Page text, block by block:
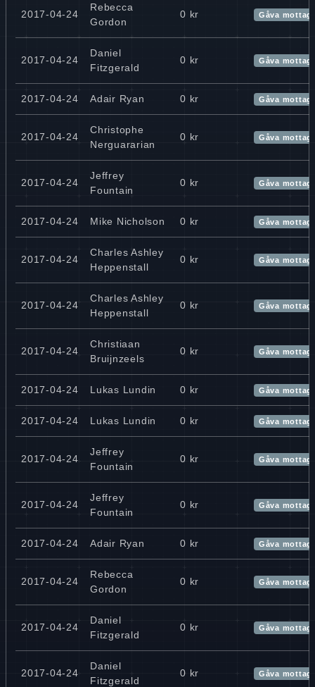
2017-04-24
Rebecca
Gordon
0 kr Gåva
2017-04-24
Daniel
Fitzgerald
0 kr Gåva
2017-04-24 Adair Ryan 0 kr Gåva
2017-04-24
Christophe
Nerguararian
0 kr Gåva
2017-04-24
Jeffrey
Fountain
0 kr Gåva
2017-04-24 Mike Nicholson 0 kr Gåva
2017-04-24
Charles Ashley
Heppenstall
0 kr Gåva
2017-04-24
Charles Ashley
Heppenstall
0 kr Gåva
2017-04-24
Christiaan
Bruijnzeels
0 kr Gåva
2017-04-24 Lukas Lundin 0 kr Gåva
2017-04-24 Lukas Lundin 0 kr Gåva
2017-04-24
Jeffrey
Fountain
0 kr Gåva
2017-04-24
Jeffrey
Fountain
0 kr Gåva
2017-04-24 Adair Ryan 0 kr Gåva
2017-04-24
Rebecca
Gordon
0 kr Gåva
2017-04-24
Daniel
Fitzgerald
0 kr Gåva
2017-04-24
Daniel
Fitzgerald
0 kr Gåva